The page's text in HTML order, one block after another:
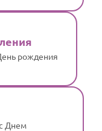
рождения
Днем